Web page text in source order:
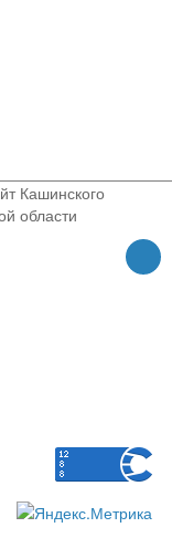
Кашинского
области